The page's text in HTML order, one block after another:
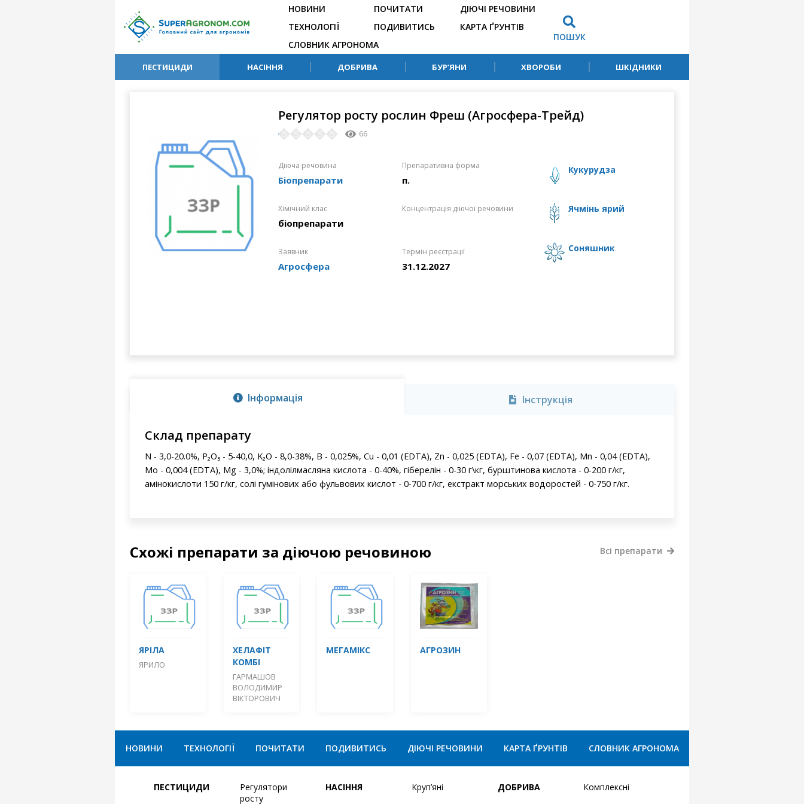
НОВИНИ
ТЕХНОЛОГІЇ
ПОЧИТАТИ
ПОДИВИТИСЬ
ДІЮЧІ РЕЧОВИНИ
КАРТА ҐРУНТІВ
СЛОВНИК АГРОНОМА
ПОШУК
ПЕСТИЦИДИ НАСІННЯ ДОБРИВА БУР’ЯНИ ХВОРОБИ ШКІДНИКИ
Регулятор росту рослин Фреш (Агросфера-Трейд)
66
Діюча речовина
Біопрепарати
Препаративна форма
п.
Хімічний клас
біопрепарати
Концентрація діючої речовини
Заявник
Агросфера
Термін реєстрації
31.12.2027
кукурудза
ячмінь ярий
соняшник
Інформація Інструкція
Склад препарату
N - 3,0-20.0%, P₂O₅ - 5-40,0, K₂O - 8,0-38%, B - 0,025%, Cu - 0,01 (EDTA), Zn - 0,025 (EDTA), Fe - 0,07 (EDTA), Mn - 0,04 (EDTA),
Mo - 0,004 (EDTA), Mg - 3,0%; індолілмасляна кислота - 0-40%, гіберелін - 0-30 г\кг, бурштинова кислота - 0-200 г/кг,
амінокислоти 150 г/кг, солі гумінових або фульвових кислот - 0-700 г/кг, екстракт морських водоростей - 0-750 г/кг.
Схожі препарати за діючою речовиною
ЯРІЛА
ЯРИЛО
ХЕЛАФІТ
КОМБІ
ГАРМАШОВ
ВОЛОДИМИР
ВІКТОРОВИЧ
МЕГАМІКС АГРОЗИН
Всі препарати
НОВИНИ ТЕХНОЛОГІЇ ПОЧИТАТИ ПОДИВИТИСЬ ДІЮЧІ РЕЧОВИНИ КАРТА ҐРУНТІВ СЛОВНИК АГРОНОМА
ПЕСТИЦИДИ
Регулятори
росту
НАСІННЯ Круп’яні ДОБРИВА Комплексні